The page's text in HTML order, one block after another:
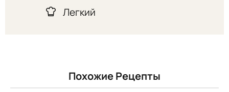
Легкий
Похожие Рецепты